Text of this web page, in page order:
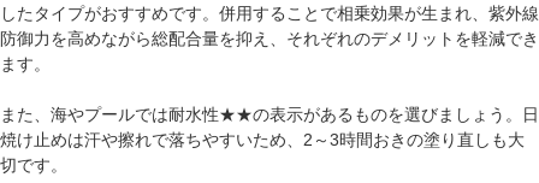
したタイプがおすすめです。併用することで相乗効果が生まれ、紫外線
防御力を高めながら総配合量を抑え、それぞれのデメリットを軽減でき
ます。
また、海やプールでは耐水性★★の表示があるものを選びましょう。日
焼け止めは汗や擦れで落ちやすいため、2～3時間おきの塗り直しも大
切です。